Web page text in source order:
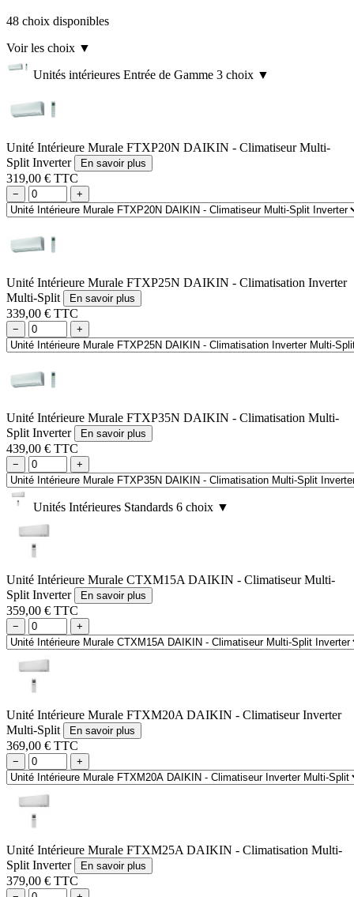
48 choix disponibles
Voir les choix ▼
Unités intérieures Entrée de Gamme 3 choix ▼
Unité Intérieure Murale FTXP20N DAIKIN - Climatiseur Multi-
Split Inverter
En savoir plus
319,00 € TTC
− +
Unité Intérieure Murale FTXP25N DAIKIN - Climatisation Inverter
Multi-Split
En savoir plus
339,00 € TTC
− +
Unité Intérieure Murale FTXP35N DAIKIN - Climatisation Multi-
Split Inverter
En savoir plus
439,00 € TTC
− +
Unités Intérieures Standards 6 choix ▼
Unité Intérieure Murale CTXM15A DAIKIN - Climatiseur Multi-
Split Inverter
En savoir plus
359,00 € TTC
− +
Unité Intérieure Murale FTXM20A DAIKIN - Climatiseur Inverter
Multi-Split
En savoir plus
369,00 € TTC
− +
Unité Intérieure Murale FTXM25A DAIKIN - Climatisation Multi-
Split Inverter
En savoir plus
379,00 € TTC